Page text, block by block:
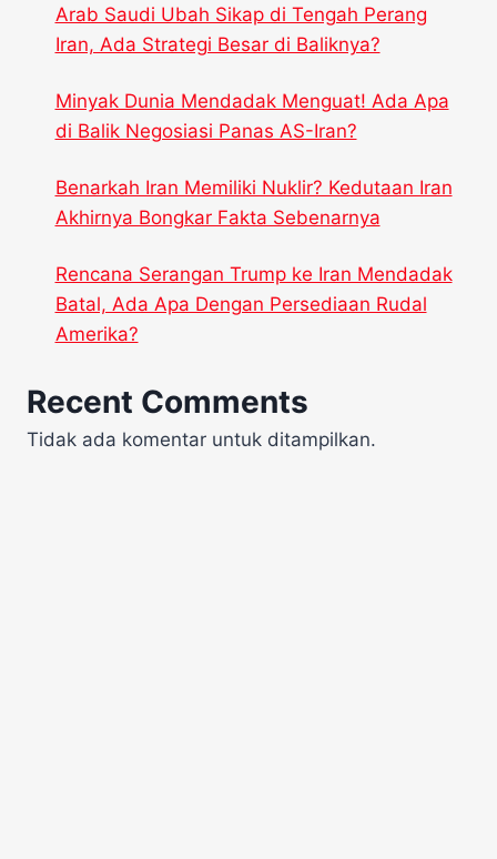
Arab Saudi Ubah Sikap di Tengah Perang
Iran, Ada Strategi Besar di Baliknya?
Minyak Dunia Mendadak Menguat! Ada Apa
di Balik Negosiasi Panas AS-Iran?
Benarkah Iran Memiliki Nuklir? Kedutaan Iran
Akhirnya Bongkar Fakta Sebenarnya
Rencana Serangan Trump ke Iran Mendadak
Batal, Ada Apa Dengan Persediaan Rudal
Amerika?
Recent Comments
Tidak ada komentar untuk ditampilkan.